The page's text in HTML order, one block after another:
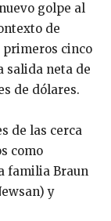
golpe al
de
cinco
salida neta de
de dólares.
de las cerca
como
familia Braun
y